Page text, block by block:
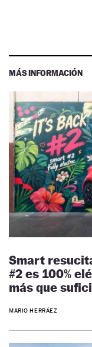
MÁS INFORMACIÓN
Smart
#2 es 100%
más que
MARIO HERRÁEZ